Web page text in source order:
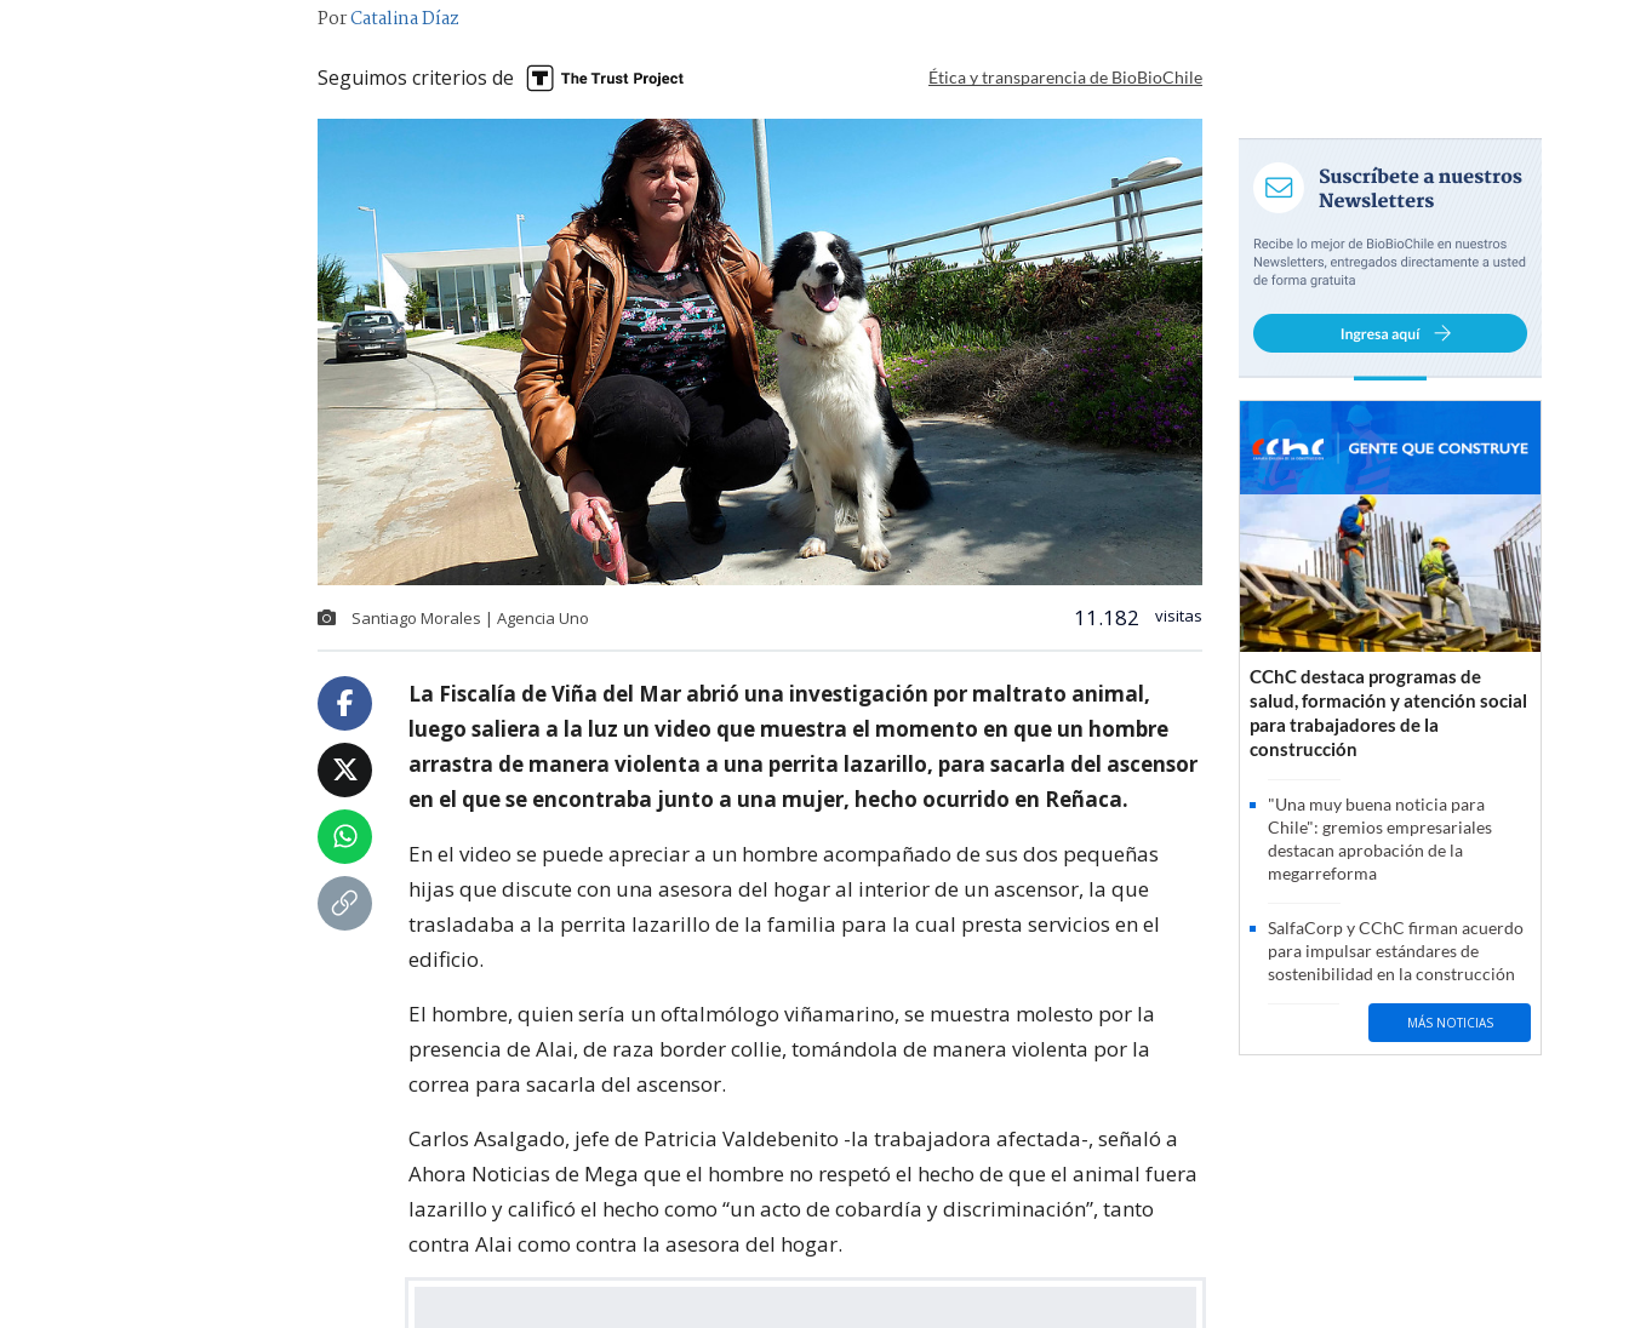
PorCatalina Díaz
Seguimos criterios de Ética y transparencia de BioBioChile
Santiago Morales | Agencia Uno 11.182 visitas
La Fiscalía de Viña del Mar abrió una investigación por maltrato animal,
luego saliera a la luz un video que muestra el momento en que un hombre
arrastra de manera violenta a una perrita lazarillo, para sacarla del ascensor
en el que se encontraba junto a una mujer, hecho ocurrido en Reñaca.
En el video se puede apreciar a un hombre acompañado de sus dos pequeñas
hijas que discute con una asesora del hogar al interior de un ascensor, la que
trasladaba a la perrita lazarillo de la familia para la cual presta servicios en el
edificio.
El hombre, quien sería un oftalmólogo viñamarino, se muestra molesto por la
presencia de Alai, de raza border collie, tomándola de manera violenta por la
correa para sacarla del ascensor.
Carlos Asalgado, jefe de Patricia Valdebenito -la trabajadora afectada-, señaló a
Ahora Noticias de Mega que el hombre no respetó el hecho de que el animal fuera
lazarillo y calificó el hecho como “un acto de cobardía y discriminación”, tanto
contra Alai como contra la asesora del hogar.
CChC destaca programas de
salud, formación y atención social
para trabajadores de la
construcción
"Una muy buena noticia para
Chile": gremios empresariales
destacan aprobación de la
megarreforma
SalfaCorp y CChC firman acuerdo
para impulsar estándares de
sostenibilidad en la construcción
MÁS NOTICIAS